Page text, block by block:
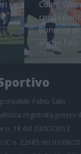
Colpo
con la
Bonorva
anche Fois
Fabio Salis
registrata presso
n. 18 del 03/07/2012
n. 22685 del 03/08/